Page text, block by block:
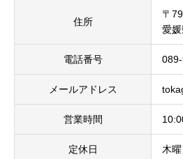
住所
〒
愛
電話番号
メールアドレス
営業時間
定休日 木曜